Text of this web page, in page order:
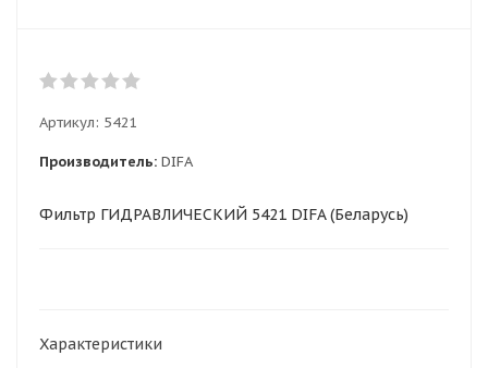
Артикул: 5421
Производитель: DIFA
Фильтр ГИДРАВЛИЧЕСКИЙ 5421 DIFA (Беларусь)
Характеристики